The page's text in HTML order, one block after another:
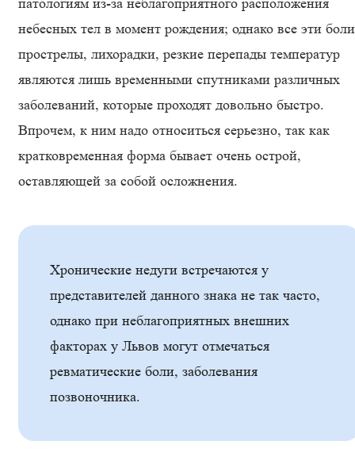
патологиям из-за неблагоприятного расположения
небесных тел в момент рождения; однако все эти
прострелы, лихорадки, резкие перепады температур
являются лишь временными спутниками различных
заболеваний, которые проходят довольно быстро.
Впрочем, к ним надо относиться серьезно, так как
кратковременная форма бывает очень острой,
оставляющей за собой осложнения.
Хронические недуги встречаются у
представителей данного знака не так часто,
однако при неблагоприятных внешних
факторах у Львов могут отмечаться
ревматические боли, заболевания
позвоночника.